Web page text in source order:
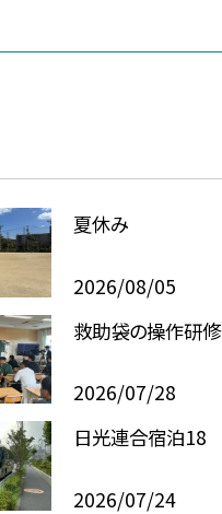
夏休み
2026/08/05
救助袋の操作研修
2026/07/28
日光連合宿泊18
2026/07/24